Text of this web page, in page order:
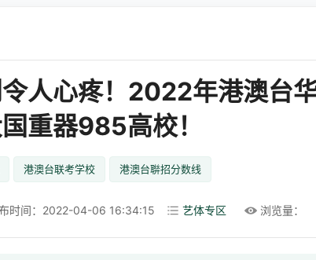
人心疼！2022年港澳台
重器985高校！
港澳台联考学校 港澳台聨招分数线
时间：2022-04-06 16:34:15 艺体专区 浏览量：